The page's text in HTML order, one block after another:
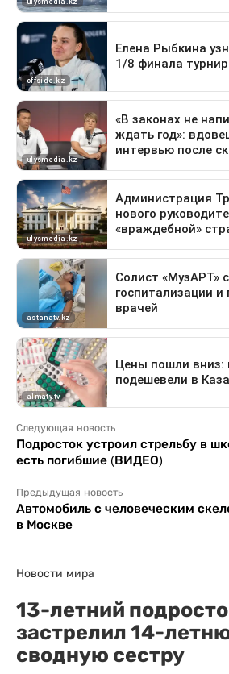
Следующая новость
Подросток устроил стрельбу в
есть погибшие (ВИДЕО)
Предыдущая новость
Автомобиль с человеческим
в Москве
Новости мира
13-летний
застрелил 14-
сводную сестру